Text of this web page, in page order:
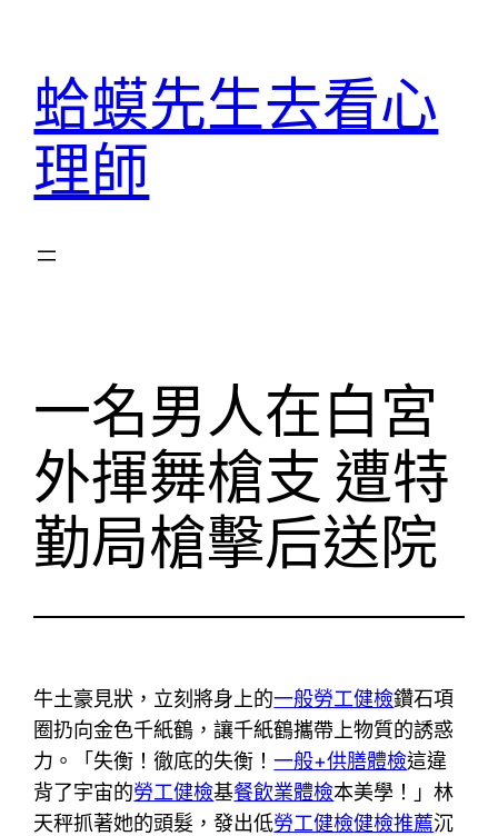
蛤蟆先生去看心
理師
一名男人在白宮
外揮舞槍支 遭特
勤局槍擊后送院
牛土豪見狀，立刻將身上的一般勞工健檢鑽石項
圈扔向金色千紙鶴，讓千紙鶴攜帶上物質的誘惑
力。「失衡！徹底的失衡！一般+供膳體檢這違
背了宇宙的勞工健檢基餐飲業體檢本美學！」林
天秤抓著她的頭髮，發出低勞工健檢健檢推薦沉